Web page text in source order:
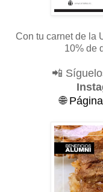
Con tu carnet de la
10% de
📲
🌐